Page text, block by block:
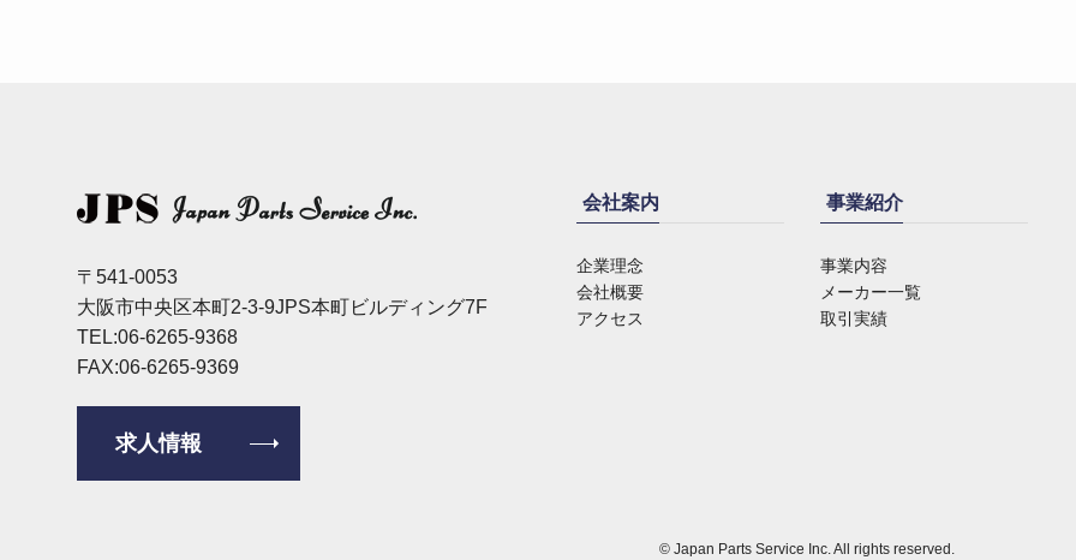
〒541-0053
大阪市中央区本町2-3-9JPS本町ビルディング7F
TEL:06-6265-9368
FAX:06-6265-9369
求人情報
会社案内
企業理念
会社概要
アクセス
事業紹介
事業内容
メーカー一覧
取引実績
© Japan Parts Service Inc. All rights reserved.